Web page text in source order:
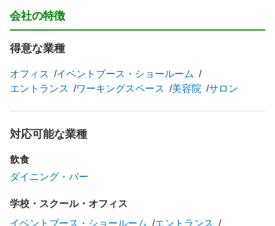
会社の特徴
得意な業種
オフィス
イベントブース・ショールーム
エントランス
ワーキングスペース 美容院 サロン
対応可能な業種
飲食
ダイニング・バー
学校・スクール・オフィス
イベントブース・ショールーム
エントランス